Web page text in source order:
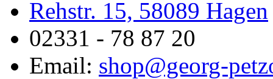
Rehstr. 15, 58089 Hagen
02331 - 78 87 20
Email: shop@georg-